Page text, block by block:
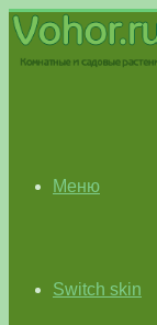
Меню
Switch skin